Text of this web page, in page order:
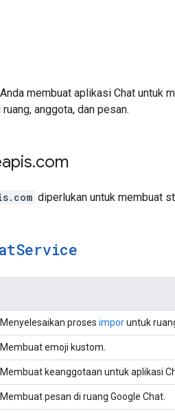
membuat aplikasi Chat untuk
anggota, dan pesan.
.com
diperlukan untuk membuat
Service
Menyelesaikan proses imporuntuk
Membuat emoji kustom.
Membuat keanggotaan untuk aplikasi
Membuat pesan di ruang Google Chat.